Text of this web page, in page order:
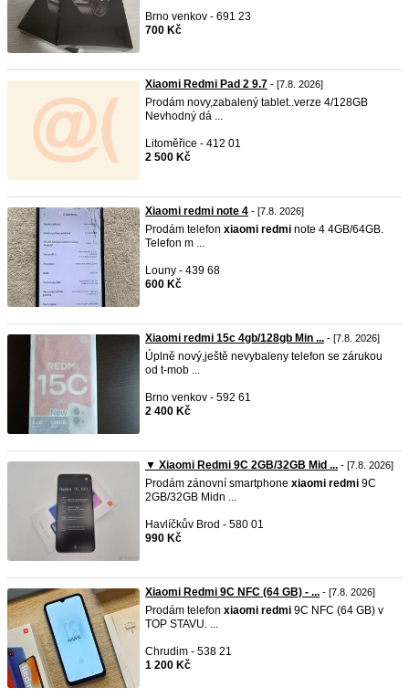
Brno venkov - 691 23
700 Kč
Xiaomi Redmi Pad 2 9.7 - [7.8. 2026]
Prodám novy,zabalený tablet..verze 4/128GB
Nevhodný dá ...
Litoměřice - 412 01
2 500 Kč
Xiaomi redmi note 4 - [7.8. 2026]
Prodám telefon xiaomi redmi note 4 4GB/64GB.
Telefon m ...
Louny - 439 68
600 Kč
Xiaomi redmi 15c 4gb/128gb Min ... - [7.8. 2026]
Úplně nový,ještě nevybaleny telefon se zárukou
od t-mob ...
Brno venkov - 592 61
2 400 Kč
▼ Xiaomi Redmi 9C 2GB/32GB Mid ... - [7.8. 2026]
Prodám zánovní smartphone xiaomi redmi 9C
2GB/32GB Midn ...
Havlíčkův Brod - 580 01
990 Kč
Xiaomi Redmi 9C NFC (64 GB) - ... - [7.8. 2026]
Prodám telefon xiaomi redmi 9C NFC (64 GB) v
TOP STAVU. ...
Chrudim - 538 21
1 200 Kč